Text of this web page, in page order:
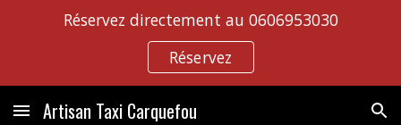
Réservez directement au 0606953030
Réservez
Artisan Taxi Carquefou